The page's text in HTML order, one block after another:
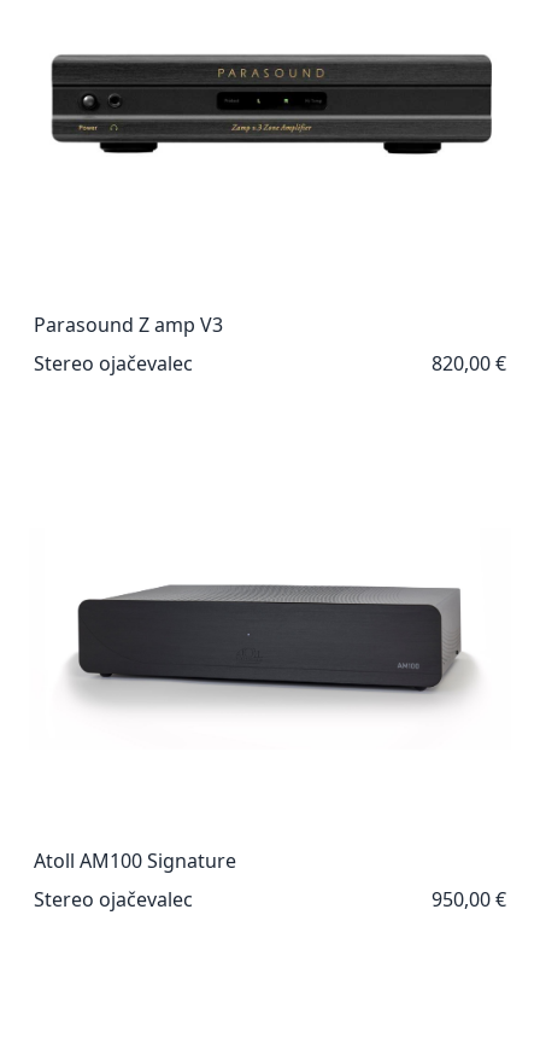
Parasound Z amp V3
Stereo ojačevalec
820,00 €
Atoll AM100 Signature
Stereo ojačevalec
950,00 €